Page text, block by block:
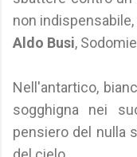
non
Aldo Busi,
Nell'antartico,
sogghigna nei
pensiero del nulla